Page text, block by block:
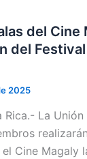
del Cine
del
2025
Rica.- La
Cine Magaly